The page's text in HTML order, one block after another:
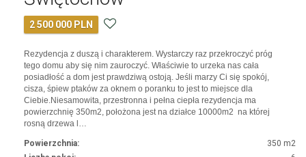
2 500 000 PLN
Rezydencja z duszą i charakterem. Wystarczy raz przekroczyć próg
tego domu aby się nim zauroczyć. Właściwie to urzeka nas cała
posiadłość a dom jest prawdziwą ostoją. Jeśli marzy Ci się spokój,
cisza, śpiew ptaków za oknem o poranku to jest to miejsce dla
Ciebie.Niesamowita, przestronna i pełna ciepła rezydencja ma
powierzchnię 350m2, położona jest na działce 10000m2 na której
rosną drzewa l…
Powierzchnia:
350 m2